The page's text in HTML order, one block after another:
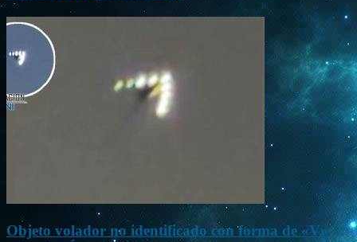
Objeto volador no identificado con forma de «V»